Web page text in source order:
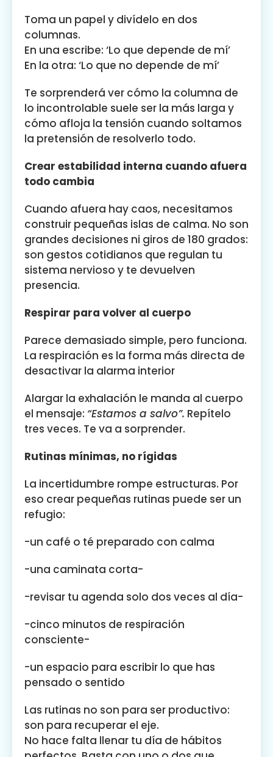
Toma un papel y divídelo en dos
columnas.
En una escribe: ‘Lo que depende de mí’
En la otra: ‘Lo que no depende de mí’
Te sorprenderá ver cómo la columna de
lo incontrolable suele ser la más larga y
cómo afloja la tensión cuando soltamos
la pretensión de resolverlo todo.
Crear estabilidad interna cuando afuera
todo cambia
Cuando afuera hay caos, necesitamos
construir pequeñas islas de calma. No son
grandes decisiones ni giros de 180 grados:
son gestos cotidianos que regulan tu
sistema nervioso y te devuelven
presencia.
Respirar para volver al cuerpo
Parece demasiado simple, pero funciona.
La respiración es la forma más directa de
desactivar la alarma interior
Alargar la exhalación le manda al cuerpo
el mensaje: “Estamos a salvo”. Repítelo
tres veces. Te va a sorprender.
Rutinas mínimas, no rígidas
La incertidumbre rompe estructuras. Por
eso crear pequeñas rutinas puede ser un
refugio:
-un café o té preparado con calma
-una caminata corta-
-revisar tu agenda solo dos veces al día-
-cinco minutos de respiración
consciente-
-un espacio para escribir lo que has
pensado o sentido
Las rutinas no son para ser productivo:
son para recuperar el eje.
No hace falta llenar tu día de hábitos